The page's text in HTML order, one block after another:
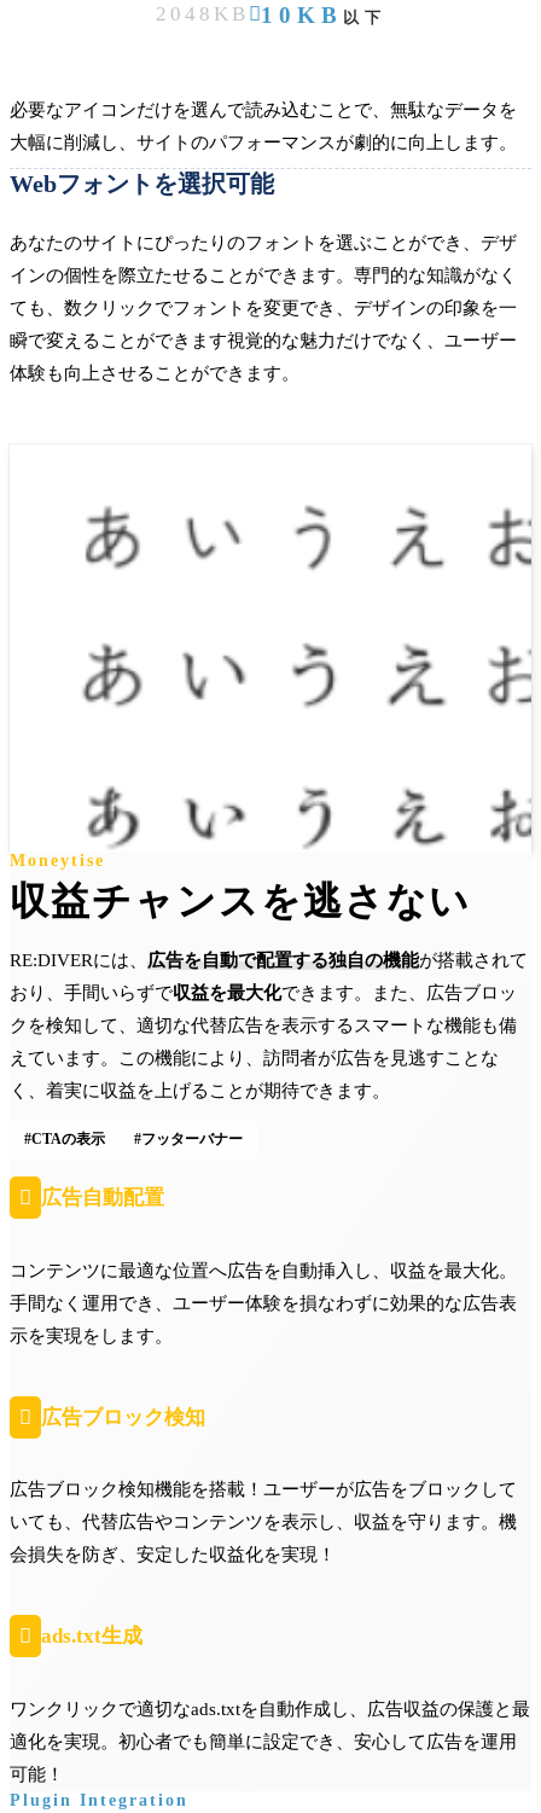
2048KB 10KB 以下
必要なアイコンだけを選んで読み込むことで、無駄なデータを
大幅に削減し、サイトのパフォーマンスが劇的に向上します。
Webフォントを選択可能
あなたのサイトにぴったりのフォントを選ぶことができ、デザ
インの個性を際立たせることができます。専門的な知識がなく
ても、数クリックでフォントを変更でき、デザインの印象を一
瞬で変えることができます視覚的な魅力だけでなく、ユーザー
体験も向上させることができます。
Moneytise
収益チャンスを逃さない
RE:DIVERには、 広告を自動で配置する独自の機能が搭載されて
おり、手間いらずで収益を最大化できます。また、広告ブロッ
クを検知して、適切な代替広告を表示するスマートな機能も備
えています。この機能により、訪問者が広告を見逃すことな
く、着実に収益を上げることが期待できます。
#CTAの表示 #フッターバナー
 広告自動配置
コンテンツに最適な位置へ広告を自動挿入し、収益を最大化。
手間なく運用でき、ユーザー体験を損なわずに効果的な広告表
示を実現をします。
 広告ブロック検知
広告ブロック検知機能を搭載！ユーザーが広告をブロックして
いても、代替広告やコンテンツを表示し、収益を守ります。機
会損失を防ぎ、安定した収益化を実現！
 ads.txt生成
ワンクリックで適切なads.txtを自動作成し、広告収益の保護と最
適化を実現。初心者でも簡単に設定でき、安心して広告を運用
可能！
Plugin Integration